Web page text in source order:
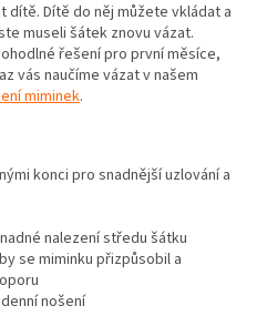
dítě. Dítě do něj můžete vkládat a
museli šátek znovu vázat.
řešení pro první měsíce,
vás naučíme vázat v našem
miminek.
konci pro snadnější uzlování a
nalezení středu šátku
se miminku přizpůsobil a
nošení